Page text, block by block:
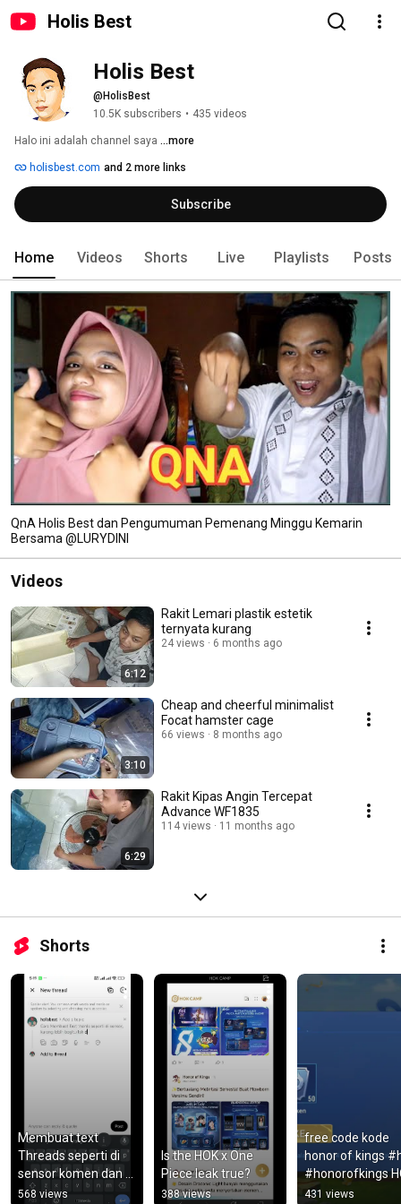
Holis Best
Holis Best
@HolisBest
10.5K subscribers • 435 videos
Halo ini adalah channel saya ...more
holisbest.com and 2 more links
Subscribe
Home Videos Shorts Live Playlists Posts
QnA Holis Best dan Pengumuman Pemenang Minggu Kemarin
Bersama @LURYDINI
Videos
6:12
Rakit Lemari plastik estetik
ternyata kurang
24 views 6 months ago
3:10
Cheap and cheerful minimalist
Focat hamster cage
66 views 8 months ago
6:29
Rakit Kipas Angin Tercepat
Advance WF1835
114 views 11 months ago
Shorts
Membuat text
Threads seperti di
sensor komen dan
lainnya
568 views
Is the HOK x One
Piece leak true?
388 views
free code kode
honor of kings
#honorofkings
gratis token
431 views